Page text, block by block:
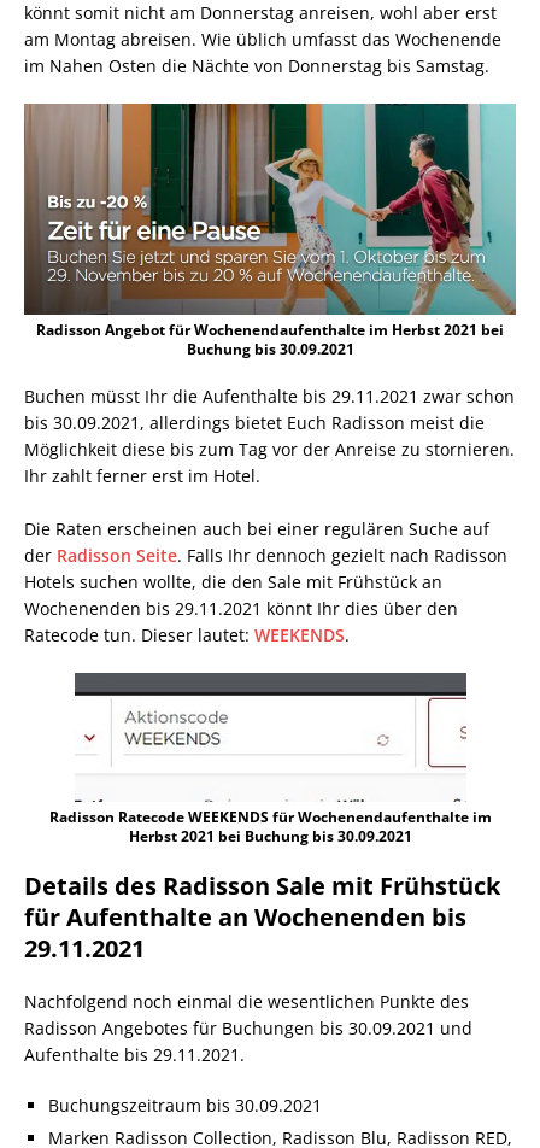
könnt somit nicht am Donnerstag anreisen, wohl aber erst
am Montag abreisen. Wie üblich umfasst das Wochenende
im Nahen Osten die Nächte von Donnerstag bis Samstag.
Radisson Angebot für Wochenendaufenthalte im Herbst 2021 bei
Buchung bis 30.09.2021
Buchen müsst Ihr die Aufenthalte bis 29.11.2021 zwar schon
bis 30.09.2021, allerdings bietet Euch Radisson meist die
Möglichkeit diese bis zum Tag vor der Anreise zu stornieren.
Ihr zahlt ferner erst im Hotel.
Die Raten erscheinen auch bei einer regulären Suche auf
der Radisson Seite. Falls Ihr dennoch gezielt nach Radisson
Hotels suchen wollte, die den Sale mit Frühstück an
Wochenenden bis 29.11.2021 könnt Ihr dies über den
Ratecode tun. Dieser lautet: WEEKENDS.
Radisson Ratecode WEEKENDS für Wochenendaufenthalte im
Herbst 2021 bei Buchung bis 30.09.2021
Details des Radisson Sale mit Frühstück
für Aufenthalte an Wochenenden bis
29.11.2021
Nachfolgend noch einmal die wesentlichen Punkte des
Radisson Angebotes für Buchungen bis 30.09.2021 und
Aufenthalte bis 29.11.2021.
Buchungszeitraum bis 30.09.2021
Marken Radisson Collection, Radisson Blu, Radisson RED,